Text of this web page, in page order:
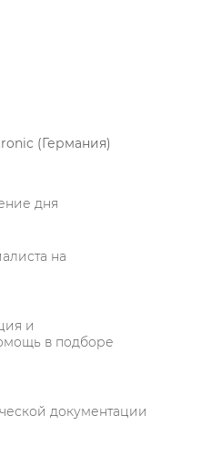
(Германия)
дня
на
и
в подборе
документации